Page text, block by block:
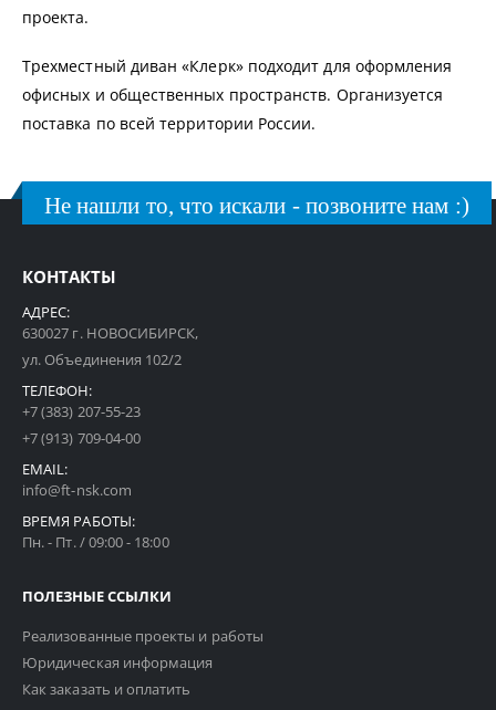
проекта.
Трехместный диван «Клерк» подходит для оформления
офисных и общественных пространств. Организуется
поставка по всей территории России.
Не нашли то, что искали - позвоните нам :)
КОНТАКТЫ
АДРЕС:
630027 г. НОВОСИБИРСК,
ул. Объединения 102/2
ТЕЛЕФОН:
+7 (383) 207-55-23
+7 (913) 709-04-00
EMAIL:
info@ft-nsk.com
ВРЕМЯ РАБОТЫ:
Пн. - Пт. / 09:00 - 18:00
ПОЛЕЗНЫЕ ССЫЛКИ
Реализованные проекты и работы
Юридическая информация
Как заказать и оплатить